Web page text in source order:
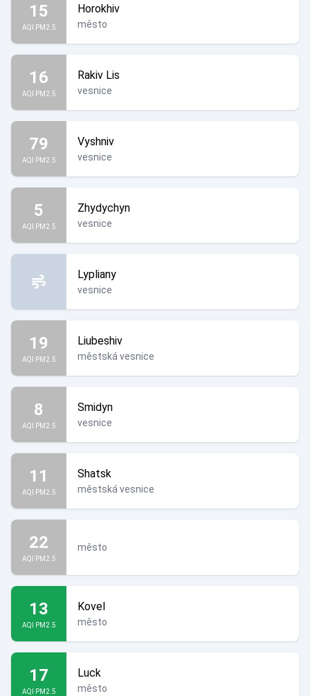
15
AQI PM2.5
Horokhiv
město
16
AQI PM2.5
Rakiv Lis
vesnice
79
AQI PM2.5
Vyshniv
vesnice
5
AQI PM2.5
Zhydychyn
vesnice
Lypliany
vesnice
19
AQI PM2.5
Liubeshiv
městská vesnice
8
AQI PM2.5
Smidyn
vesnice
11
AQI PM2.5
Shatsk
městská vesnice
22
AQI PM2.5
město
13
AQI PM2.5
Kovel
město
17
AQI PM2.5
Luck
město